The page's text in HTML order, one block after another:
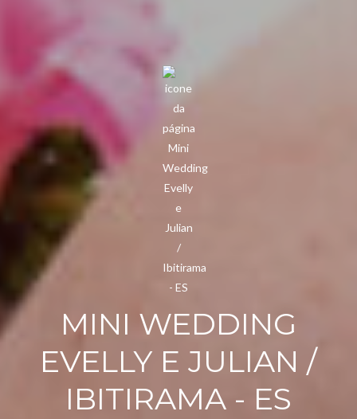
MINI WEDDING
EVELLY E JULIAN /
IBITIRAMA - ES